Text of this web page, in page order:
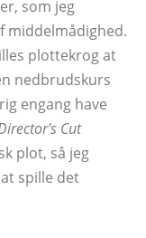
som jeg
​​middelmådighed.
plottekrog at
nedbrudskurs
engang have
Cut
plot, så jeg
spille det